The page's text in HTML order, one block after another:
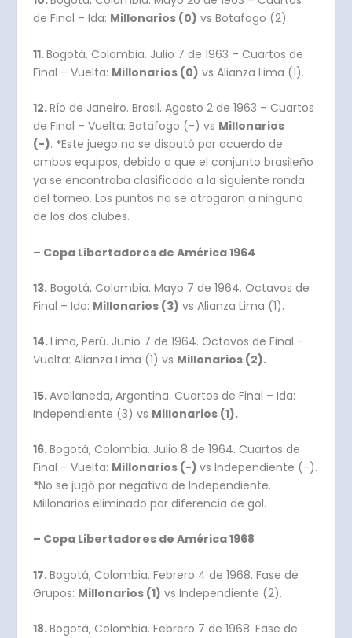
de Final – Ida: Millonarios (0) vs Botafogo (2).
11.Bogotá, Colombia. Julio 7 de 1963 – Cuartos de
Final – Vuelta: Millonarios (0) vs Alianza Lima (1).
12.Río de Janeiro. Brasil. Agosto 2 de 1963 – Cuartos
de Final – Vuelta: Botafogo (-) vs Millonarios
(-). *Este juego no se disputó por acuerdo de
ambos equipos, debido a que el conjunto brasileño
ya se encontraba clasificado a la siguiente ronda
del torneo. Los puntos no se otrogaron a ninguno
de los dos clubes.
– Copa Libertadores de América 1964
13. Bogotá, Colombia. Mayo 7 de 1964. Octavos de
Final – Ida: Millonarios (3) vs Alianza Lima (1).
14.Lima, Perú. Junio 7 de 1964. Octavos de Final –
Vuelta: Alianza Lima (1) vs Millonarios (2).
15.Avellaneda, Argentina. Cuartos de Final – Ida:
Independiente (3) vs Millonarios (1).
16.Bogotá, Colombia. Julio 8 de 1964. Cuartos de
Final – Vuelta: Millonarios (-)vs Independiente (-).
*No se jugó por negativa de Independiente.
Millonarios eliminado por diferencia de gol.
– Copa Libertadores de América 1968
17.Bogotá, Colombia. Febrero 4 de 1968. Fase de
Grupos: Millonarios (1) vs Independiente (2).
18.Bogotá, Colombia. Febrero 7 de 1968. Fase de